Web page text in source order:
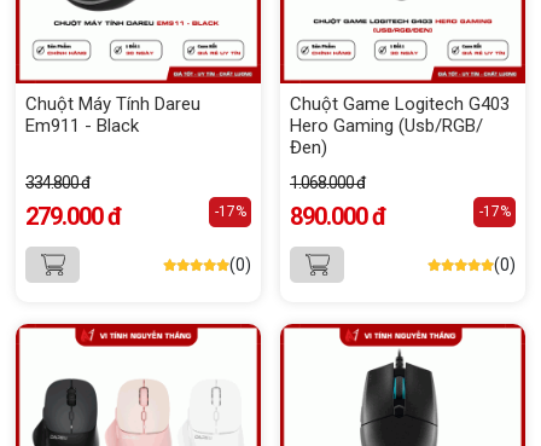
Chuột Máy Tính Dareu
Em911 - Black
334.800 đ
279.000 đ -17%
(0)
Chuột Game Logitech G403
Hero Gaming (Usb/RGB/
Đen)
1.068.000 đ
890.000 đ -17%
(0)